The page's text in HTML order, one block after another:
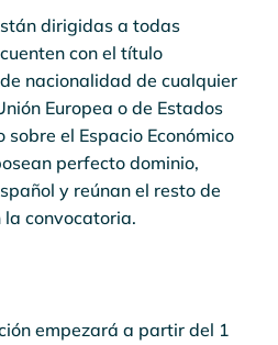
dirigidas a todas
con el título
nacionalidad de cualquier
Europea o de Estados
el Espacio Económico
perfecto dominio,
y reúnan el resto de
convocatoria.
empezará a partir del 1